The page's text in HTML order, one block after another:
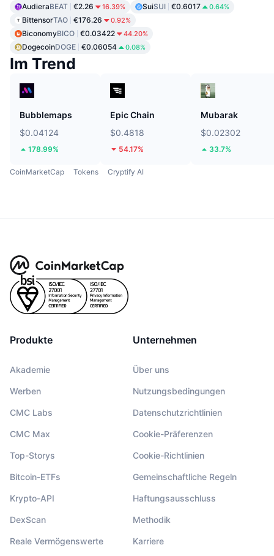
AudieraBEAT €2.26 16.39% SuiSUI €0.6017 0.64%
BittensorTAO €176.26 0.92%
BiconomyBICO €0.03422 44.20%
DogecoinDOGE €0.06054 0.08%
Im Trend
Bubblemaps
$0.04124
178.99%
Epic Chain
$0.4818
54.17%
Mubarak
$0.02302
33.7%
CoinMarketCap Tokens Cryptify AI
Produkte
Akademie
Werben
CMC Labs
CMC Max
Top-Storys
Bitcoin-ETFs
Krypto-API
DexScan
Reale Vermögenswerte
Unternehmen
Über uns
Nutzungsbedingungen
Datenschutzrichtlinien
Cookie-Präferenzen
Cookie-Richtlinien
Gemeinschaftliche Regeln
Haftungsausschluss
Methodik
Karriere